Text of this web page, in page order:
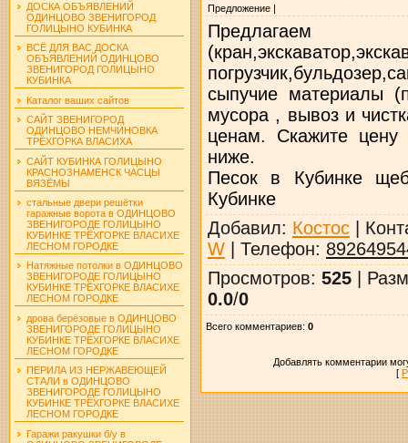
ДОСКА ОБЪЯВЛЕНИЙ
ОДИНЦОВО ЗВЕНИГОРОД
ГОЛИЦЫНО КУБИНКА
ВСЁ ДЛЯ ВАС ДОСКА
ОБЪЯВЛЕНИЙ ОДИНЦОВО
ЗВЕНИГОРОД ГОЛИЦЫНО
КУБИНКА
Каталог ваших сайтов
САЙТ ЗВЕНИГОРОД
ОДИНЦОВО НЕМЧИНОВКА
ТРЁХГОРКА ВЛАСИХА
САЙТ КУБИНКА ГОЛИЦЫНО
КРАСНОЗНАМЕНСК ЧАСЦЫ
ВЯЗЁМЫ
стальные двери решётки
гаражные ворота в ОДИНЦОВО
ЗВЕНИГОРОДЕ ГОЛИЦЫНО
КУБИНКЕ ТРЁХГОРКЕ ВЛАСИХЕ
ЛЕСНОМ ГОРОДКЕ
Натяжные потолки в ОДИНЦОВО
ЗВЕНИГОРОДЕ ГОЛИЦЫНО
КУБИНКЕ ТРЁХГОРКЕ ВЛАСИХЕ
ЛЕСНОМ ГОРОДКЕ
дрова берёзовые в ОДИНЦОВО
ЗВЕНИГОРОДЕ ГОЛИЦЫНО
КУБИНКЕ ТРЁХГОРКЕ ВЛАСИХЕ
ЛЕСНОМ ГОРОДКЕ
ПЕРИЛА ИЗ НЕРЖАВЕЮЩЕЙ
СТАЛИ в ОДИНЦОВО
ЗВЕНИГОРОДЕ ГОЛИЦЫНО
КУБИНКЕ ТРЁХГОРКЕ ВЛАСИХЕ
ЛЕСНОМ ГОРОДКЕ
Гаражи ракушки б/у в
Предложение |
Предлагаем
сыпучие материалы
мусора , вывоз и
ценам. Скажите
ниже.
Песок в Кубинке
Кубинке
Добавил: Костос|
W| Телефон:
Просмотров: 525|
0.0/0
Всего комментариев: 0
Добавлять комментарии
[